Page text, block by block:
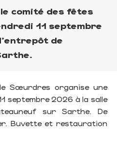
comité des fêtes
11 septembre
de
Sœurdres organise une
septembre 2026 à la salle
sur Sarthe. De
Buvette et restauration